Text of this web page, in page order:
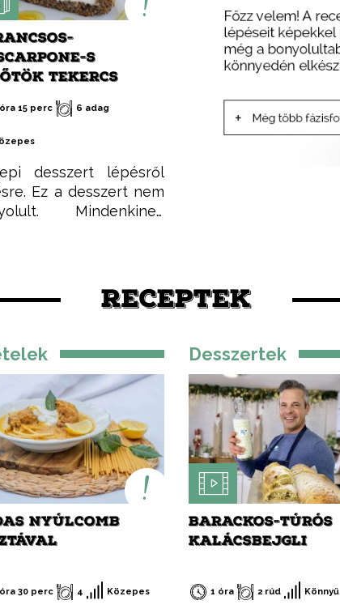
S
TEKERCS
15 perc 6 adag
desszert lépésről
Ez a desszert nem
Mindenkinek
RECEPTEK
NYÚLCOMB
30 perc 4 Közepes
Desszertek
BARACKOS-TÚRÓS
KALÁCSBEJGLI
1 óra 2 rúd Könnyű